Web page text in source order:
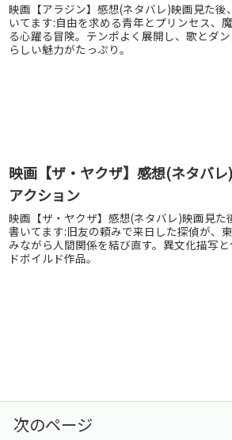
映画【アラジン】感想(ネタバレ)映画見た後
いてます:自由を求める青年とプリンセス、
る心躍る冒険。テンポよく展開し、歌とダ
らしい魅力がたっぷり。
映画【ザ・ヤクザ】感想(ネタバ
アクション
映画【ザ・ヤクザ】感想(ネタバレ)映画見た
書いてます:旧友の頼みで来日した探偵が、
みながら人間関係を結び直す。異文化描写
ドボイルド作品。
次のページ